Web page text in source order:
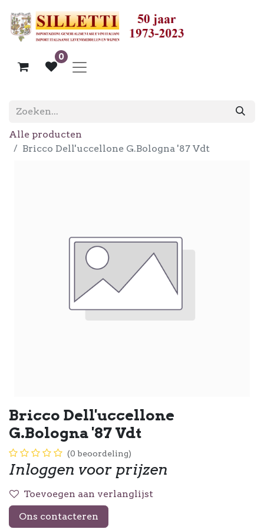
0
Alle producten
Bricco Dell'uccellone G.Bologna '87 Vdt
Bricco Dell'uccellone
G.Bologna '87 Vdt
(0 beoordeling)
Inloggen voor prijzen
Toevoegen aan verlanglijst
Ons contacteren